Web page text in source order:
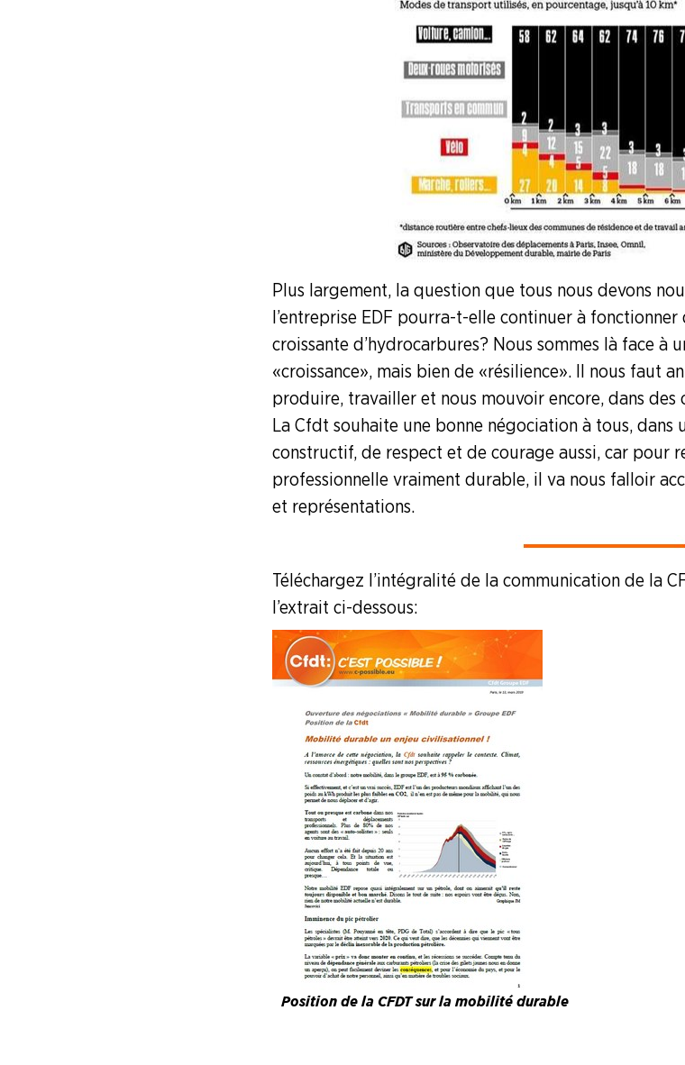
Plus largement, la question que tous nous devons
l’entreprise EDF pourra-t-elle continuer à
croissante d’hydrocarbures ? Nous sommes là face à
« croissance », mais bien de « résilience ». Il nous faut
produire, travailler et nous mouvoir encore, dans des
La Cfdt souhaite une bonne négociation à tous,
constructif, de respect et de courage aussi, car pour
professionnelle vraiment durable, il va nous falloir
et représentations.
Téléchargez l’intégralité de la communication de la
l’extrait ci-dessous :
Position de la CFDT sur la mobilité durable